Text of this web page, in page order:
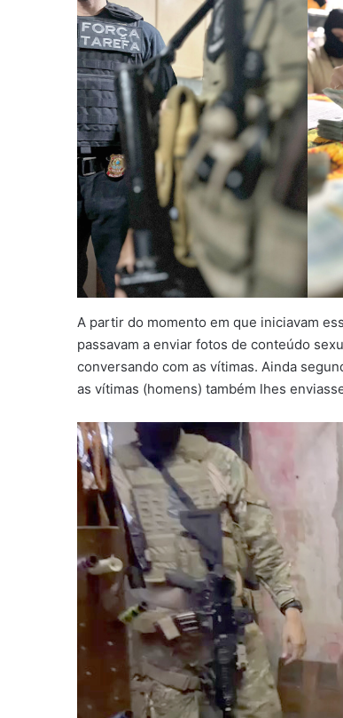
A partir do momento em que iniciavam
passavam a enviar fotos de conteúdo
conversando com as vítimas. Ainda
as vítimas (homens) também lhes